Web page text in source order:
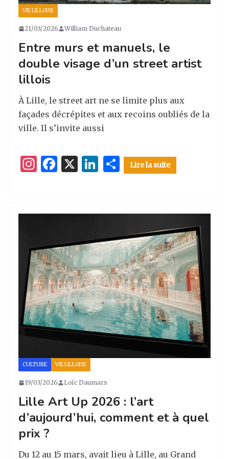
VIE LILLOISE
21/03/2026 William Duchateau
Entre murs et manuels, le
double visage d’un street artist
lillois
À Lille, le street art ne se limite plus aux
façades décrépites et aux recoins oubliés de la
ville. Il s’invite aussi
I
a
ra
m
F
e
o
o
k
X
Li
e
n
P
ar
g
er
Lire la suite
CULTURE VIE LILLOISE
19/03/2026 Loïc Daumars
Lille Art Up 2026 : l’art
d’aujourd’hui, comment et à quel
prix ?
Du 12 au 15 mars, avait lieu à Lille, au Grand